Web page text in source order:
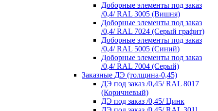
Доборные элементы под заказ
/0,4/ RAL 3005 (Вишня)
Доборные элементы под заказ
/0,4/ RAL 7024 (Серый графит)
Доборные элементы под заказ
/0,4/ RAL 5005 (Синий)
Доборные элементы под заказ
/0,4/ RAL 7004 (Серый)
Заказные ДЭ (толщина-0,45)
ДЭ под заказ /0,45/ RAL 8017
(Коричневый)
ДЭ под заказ /0,45/ Цинк